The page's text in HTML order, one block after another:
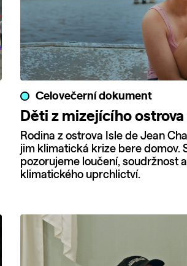
Celovečerní dokument
Děti z mizejícího ostrova
Rodina z ostrova Isle de Jean
jim klimatická krize bere domov.
pozorujeme loučení, soudržnost
klimatického uprchlictví.